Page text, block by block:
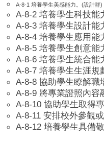
A-8-1 培養學生美感能力。(設計群)
A-8-2 培養學生科技能
A-8-3 培養學生設計能
A-8-4 培養學生應用能
A-8-5 培養學生創意能
A-8-6 培養學生統合能
A-8-7 培養學生生涯規
A-8-8 協助學生瞭解職
A-8-9 將專業證照內容
A-8-10 協助學生取得
A-8-11 安排校外參觀
A-8-12 培養學生具備